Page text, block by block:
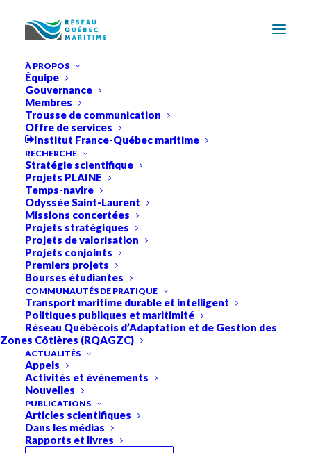
À PROPOS
Équipe
Gouvernance
Membres
Trousse de communication
Offre de services
Institut France-Québec maritime
RECHERCHE
Stratégie scientifique
Projets PLAINE
Temps-navire
Odyssée Saint-Laurent
Missions concertées
Projets stratégiques
Projets de valorisation
Projets conjoints
Premiers projets
Bourses étudiantes
COMMUNAUTÉS DE PRATIQUE
Transport maritime durable et intelligent
Politiques publiques et maritimité
Réseau Québécois d’Adaptation et de Gestion des
Zones Côtières (RQAGZC)
ACTUALITÉS
Appels
Activités et événements
Nouvelles
PUBLICATIONS
Articles scientifiques
Dans les médias
Rapports et livres
RÉSEAU
MARITIME
FÉDÉRERLESFORCES
RECHERCHE
DÉVELOPPEMENT